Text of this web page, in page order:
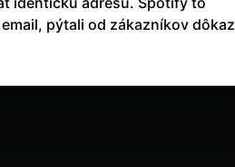
pýtali od zákazníkov dôkaz